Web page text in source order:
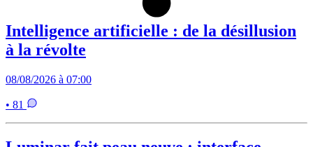
Intelligence artificielle : de la désillusion
à la révolte
08/08/2026 à 07:00
• 81